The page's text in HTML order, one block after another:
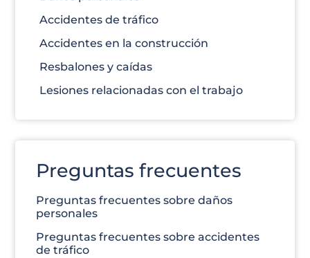
Accidentes de tráfico
Accidentes en la construcción
Resbalones y caídas
Lesiones relacionadas con el trabajo
Preguntas frecuentes
Preguntas frecuentes sobre daños
personales
Preguntas frecuentes sobre accidentes
de tráfico